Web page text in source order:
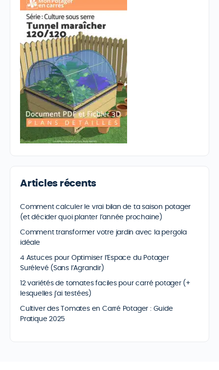
Articles récents
Comment calculer le vrai bilan de ta saison potager
(et décider quoi planter l’année prochaine)
Comment transformer votre jardin avec la pergola
idéale
4 Astuces pour Optimiser l’Espace du Potager
Surélevé (Sans l’Agrandir)
12 variétés de tomates faciles pour carré potager (+
lesquelles j’ai testées)
Cultiver des Tomates en Carré Potager : Guide
Pratique 2025